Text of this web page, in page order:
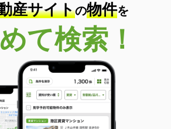
産サイトの物件を
て検索！